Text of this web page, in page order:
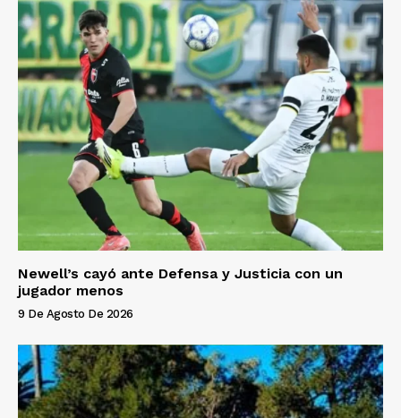
Newell’s cayó ante Defensa y Justicia con un
jugador menos
9 De Agosto De 2026